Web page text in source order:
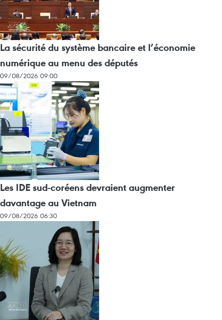
La sécurité du système bancaire et l’économie
numérique au menu des députés
09/08/2026 09:00
Les IDE sud-coréens devraient augmenter
davantage au Vietnam
09/08/2026 06:30